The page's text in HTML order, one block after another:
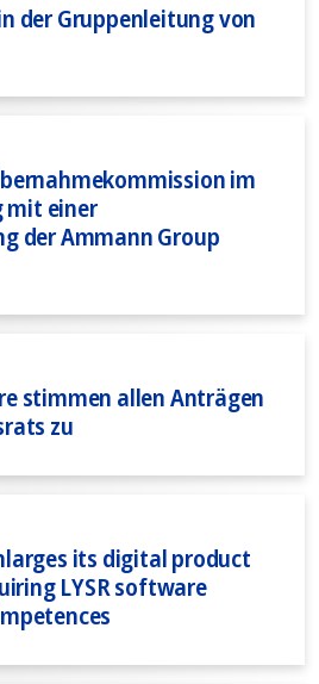
der Gruppenleitung von
im
mit einer
der Ammann Group
stimmen allen Anträgen
zu
its digital product
LYSR software